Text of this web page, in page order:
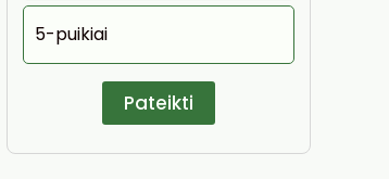
5-puikiai